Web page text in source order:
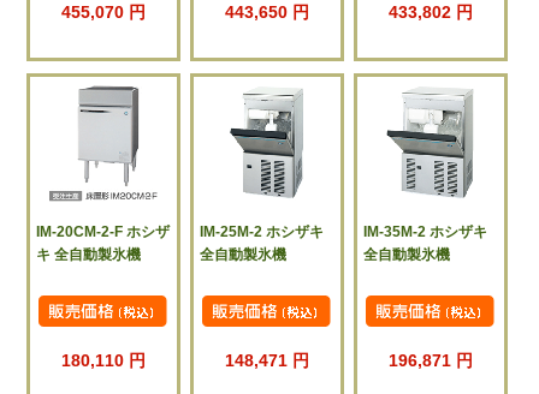
455,070 円 443,650 円 433,802 円
IM-20CM-2-F ホシザ
キ 全自動製氷機
180,110 円
IM-25M-2 ホシザキ
全自動製氷機
148,471 円
IM-35M-2 ホシザキ
全自動製氷機
196,871 円